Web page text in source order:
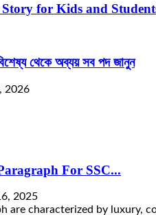
for Kids and
থেকে অব্যয় সব পদ জানুন
2026
For SSC...
2025
are characterized by luxury,